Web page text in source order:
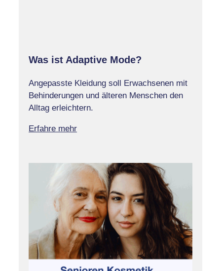
Was ist Adaptive Mode?
Angepasste Kleidung soll Erwachsenen mit
Behinderungen und älteren Menschen den
Alltag erleichtern.
Erfahre mehr